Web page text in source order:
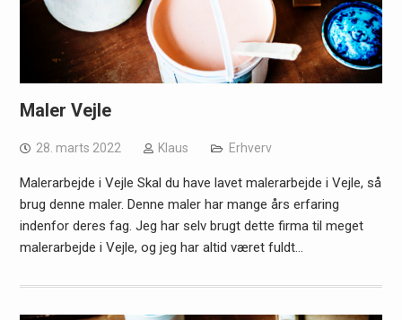
Maler Vejle
28. marts 2022 Klaus Erhverv
Malerarbejde i Vejle Skal du have lavet malerarbejde i Vejle, så
brug denne maler. Denne maler har mange års erfaring
indenfor deres fag. Jeg har selv brugt dette firma til meget
malerarbejde i Vejle, og jeg har altid været fuldt…